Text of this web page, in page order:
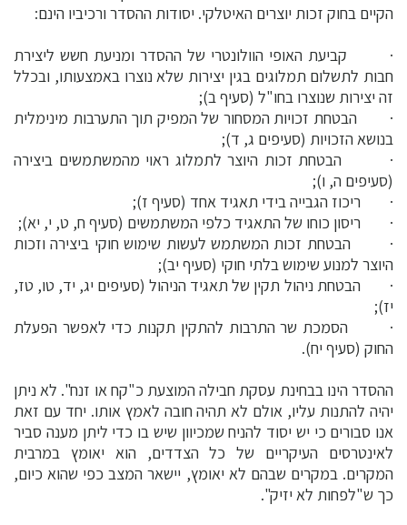
הקיים בחוק זכות יוצרים האיטלקי. יסודות ההסדר ורכיביו הינם:
· קביעת האופי הוולונטרי של ההסדר ומניעת חשש ליצירת
חבות לתשלום תמלוגים בגין יצירות שלא נוצרו באמצעותו, ובכלל
זה יצירות שנוצרו בחו"ל (סעיף ב);
· הבטחת זכויות המסחור של המפיק תוך התערבות מינימלית
בנושא הזכויות (סעיפים ג, ד);
· הבטחת זכות היוצר לתמלוג ראוי מהמשתמשים ביצירה
(סעיפים ה, ו);
· ריכוז הגבייה בידי תאגיד אחד (סעיף ז);
· ריסון כוחו של התאגיד כלפי המשתמשים (סעיף ח, ט, י, יא);
· הבטחת זכות המשתמש לעשות שימוש חוקי ביצירה וזכות
היוצר למנוע שימוש בלתי חוקי (סעיף יב);
· הבטחת ניהול תקין של תאגיד הניהול (סעיפים יג, יד, טו, טז,
יז);
· הסמכת שר התרבות להתקין תקנות כדי לאפשר הפעלת
החוק (סעיף יח).
ההסדר הינו בבחינת עסקת חבילה המוצעת כ"קח או זנח". לא ניתן
יהיה להתנות עליו, אולם לא תהיה חובה לאמץ אותו. יחד עם זאת
אנו סבורים כי יש יסוד להניח שמכיוון שיש בו כדי ליתן מענה סביר
לאינטרסים העיקריים של כל הצדדים, הוא יאומץ במרבית
המקרים. במקרים שבהם לא יאומץ, יישאר המצב כפי שהוא כיום,
כך ש"לפחות לא יזיק".